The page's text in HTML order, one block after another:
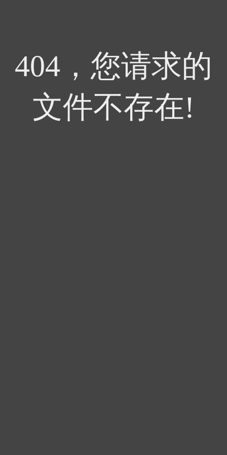
404，您请求的
文件不存在!